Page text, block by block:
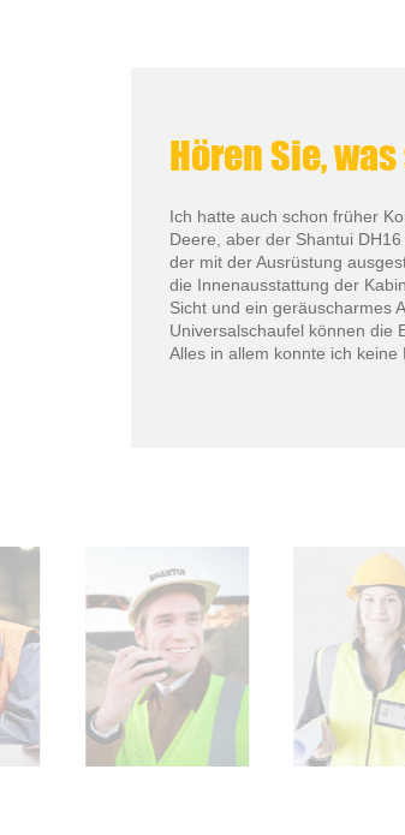
Hören Sie,
Ich hatte auch schon früher
Deere, aber der Shantui
der mit der Ausrüstung
die Innenausstattung der
Sicht und ein geräuscharmes
Universalschaufel können die
Alles in allem konnte ich